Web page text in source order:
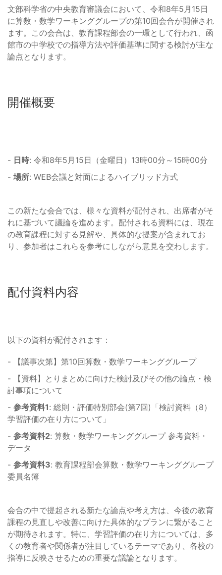
文部科学省の中央教育審議会において、令和8年5月15日
に算数・数学ワーキンググループの第10回会合が開催され
ます。この会合は、教育課程部会の一環として行われ、函
館市の中学校での指導方法や評価基準に関する検討が主な
論点となります。
開催概要
- 日時: 令和8年5月15日（金曜日）13時00分～15時00分
- 場所: WEB会議と対面によるハイブリッド方式
この新たな会合では、様々な資料が配付され、出席者がそ
れに基づいて議論を進めます。配付される資料には、現在
の教育課程に対する見解や、具体的な提案が含まれてお
り、参加者はこれらを参考にしながら意見を交わします。
配付資料内容
以下の資料が配付されます：
- 【議事次第】第10回算数・数学ワーキンググループ
- 【資料】とりまとめに向けた検討及びその他の論点・検
討事項について
- 参考資料1: 総則・評価特別部会(第7回)「検討資料（8）
学習評価の在り方について」
- 参考資料2: 算数・数学ワーキンググループ 参考資料・
データ
- 参考資料3: 教育課程部会算数・数学ワーキンググループ
委員名簿
会合の中で提起される新たな論点や考え方は、今後の教育
課程の見直しや改善に向けた具体的なプランに繋がること
が期待されます。特に、学習評価の在り方については、多
くの教育者や関係者が注目しているテーマであり、各校の
指導に反映させるための重要な議論となります。